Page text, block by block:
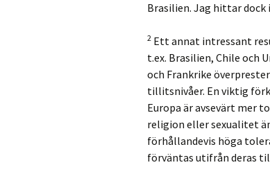
Brasilien. Jag hittar
2 Ett annat intressant
t.ex. Brasilien, Chile och
och Frankrike
tillitsnivåer. En viktig
Europa är avsevärt mer
religion eller sexualitet
förhållandevis höga
förväntas utifrån deras